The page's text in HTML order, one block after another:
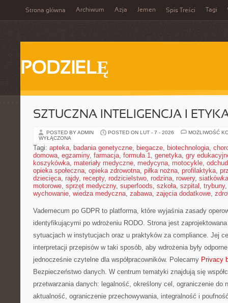
Strona główna Archiwum Azja Jemen Spis Treści Tagi
PODZIELĘ
SZTUCZNA INTELIGENCJA I
POSTED BY ADMIN POSTED ON LUT - 7 - 2026
MOŻLIWOŚĆ
WYŁĄCZONA
Tagi: apteka, badania genetyczne, biegacze, biotechnologia,
domowa, egzaminy, farmacja, formuła 1, genetyka, gry
koszykówka, materiały medyczne, medycyna, motocykle,
opieka społeczna, opieka zdrowotna, piłka nożna, profilaktyka,
dziecięca, rajdy, recepty, rodzicielstwo, rodzina, rowery, siatkówka
motorowe, sprzęt medyczny, superfoods, szkoła, szpital , trybuny
wychowanie, wiedza medyczna, zabawa, zajęcia dodatkowe,
Vademecum po GDPR to platforma, które wyjaśnia zasady
identyfikującymi po wdrożeniu RODO. Strona jest
sytuacjach w instytucjach oraz u praktyków za compliance. Jej
interpretacji przepisów w taki sposób, aby wdrożenia były
jednocześnie czytelne dla współpracowników. Polecamy Privacy
Bezpieczeństwo danych. W centrum tematyki znajdują się
przetwarzania danych: legalność, określony cel, ograniczenie do
aktualność, ograniczenie przechowywania, integralność i